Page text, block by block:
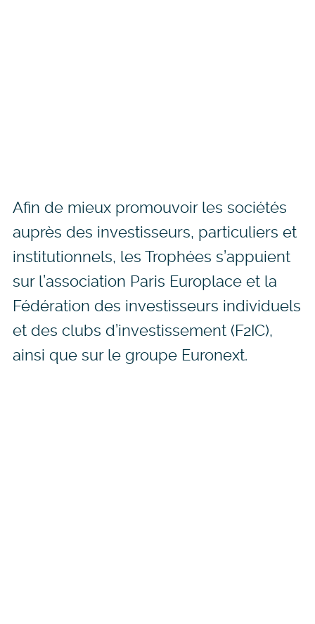
Afin de mieux promouvoir les sociétés
auprès des investisseurs, particuliers et
institutionnels, les Trophées s’appuient
sur l’association Paris Europlace et la
Fédération des investisseurs individuels
et des clubs d’investissement (F2IC),
ainsi que sur le groupe Euronext.